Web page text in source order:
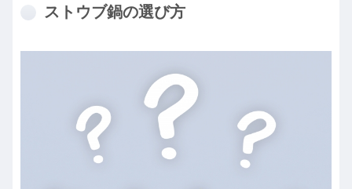
ストウブ鍋の選び方